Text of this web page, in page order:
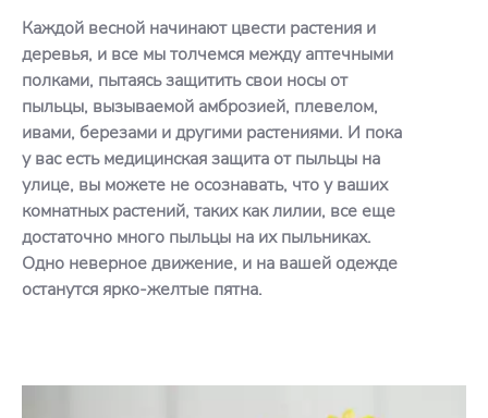
Каждой весной начинают цвести растения и
деревья, и все мы толчемся между аптечными
полками, пытаясь защитить свои носы от
пыльцы, вызываемой амброзией, плевелом,
ивами, березами и другими растениями. И пока
у вас есть медицинская защита от пыльцы на
улице, вы можете не осознавать, что у ваших
комнатных растений, таких как лилии, все еще
достаточно много пыльцы на их пыльниках.
Одно неверное движение, и на вашей одежде
останутся ярко-желтые пятна.